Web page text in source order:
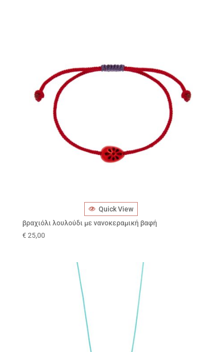
Quick View
βραχιόλι λουλούδι με νανοκεραμική βαφή
€ 25,00